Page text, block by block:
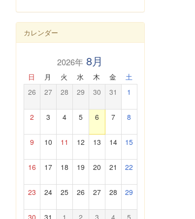
カレンダー
2026年 8月
日 月 火 水 木 金 土
26 27 28 29 30 31 1
2 3 4 5 6 7 8
9 10 11 12 13 14 15
16 17 18 19 20 21 22
23 24 25 26 27 28 29
30 31 1 2 3 4 5